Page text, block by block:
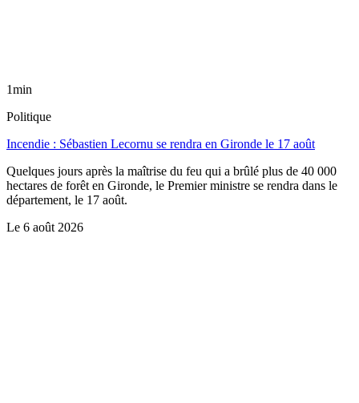
1min
Politique
Incendie : Sébastien Lecornu se rendra en Gironde le 17 août
Quelques jours après la maîtrise du feu qui a brûlé plus de 40 000
hectares de forêt en Gironde, le Premier ministre se rendra dans le
département, le 17 août.
Le 6 août 2026